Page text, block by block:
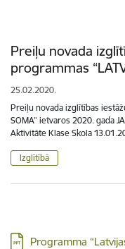
Preiļu novada
programmas
25.02.2020.
Preiļu novada izglītības
SOMA” ietvaros 2020. gada
Aktivitāte Klase Skola
Izglītībā
Lejupielādēt:
Programma